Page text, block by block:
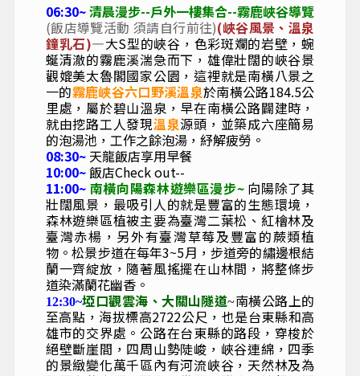
06:30~清晨漫步--戶外一樓集合--霧鹿峽谷導覽
(飯店導覽活動 須請自行前往)(峽谷風景、溫泉
鐘乳石)—大S型的峽谷，色彩斑斕的岩壁，蜿
蜒清澈的霧鹿溪湍急而下，雄偉壯闊的峽谷景
觀媲美太魯閣國家公園，這裡就是南橫八景之
一的霧鹿峽谷六口野溪溫泉於南橫公路184.5公
里處，屬於碧山溫泉，早在南橫公路闢建時，
就由挖路工人發現溫泉源頭，並築成六座簡易
的泡湯池，工作之餘泡湯，紓解疲勞。
08:30~ 天龍飯店享用早餐
10:00~飯店Check out--
11:00~ 南橫向陽森林遊樂區漫步~ 向陽除了其
壯闊風景，最吸引人的就是豐富的生態環境，
森林遊樂區植被主要為臺灣二葉松、紅檜林及
臺灣赤楊，另外有臺灣草莓及豐富的蕨類植
物。松景步道在每年3~5月，步道旁的繡邊根結
蘭一齊綻放，隨著風搖擺在山林間，將整條步
道染滿蘭花幽香。
12:30~埡口觀雲海 、大關山隧道~南橫公路上的
至高點，海拔標高2722公尺，也是台東縣和高
雄市的交界處。公路在台東縣的路段，穿梭於
絕壁斷崖間，四周山勢陡峻，峽谷連綿，四季
的景緻變化萬千區內有河流峽谷，天然林及為